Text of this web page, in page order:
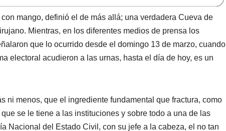
mango, definió el de más allá; una verdadera Cueva de
Mientras, en los diferentes medios de prensa los
que lo ocurrido desde el domingo 13 de marzo, cuando
electoral acudieron a las urnas, hasta el día de hoy, es un
ni menos, que el ingrediente fundamental que fractura, como
se le tiene a las instituciones y sobre todo a una de las
Nacional del Estado Civil, con su jefe a la cabeza, el no tan